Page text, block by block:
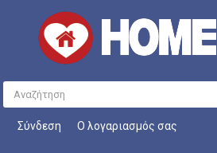
Σύνδεση Ο λογαριασμός σας